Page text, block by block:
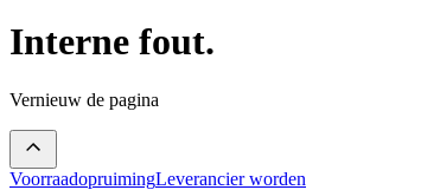
Interne fout.
Vernieuw de pagina
VoorraadopruimingLeverancier worden